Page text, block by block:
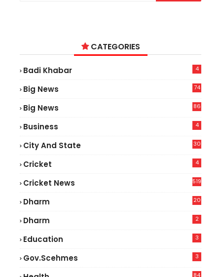
CATEGORIES
Badi Khabar 4
Big News
74
Big News
86
Business 4
City And State 30
Cricket 4
Cricket News 519
Dharm 20
Dharm 2
Education 3
Gov.scehmes 3
84